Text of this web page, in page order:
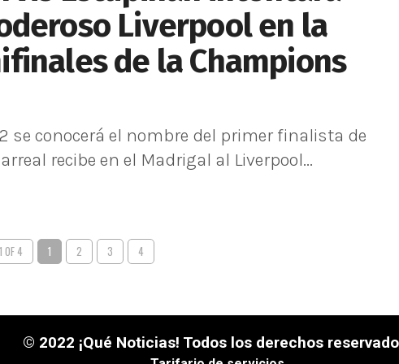
Liverpool en la
de la Champions
se conocerá el nombre del primer finalista de
recibe en el Madrigal al Liverpool...
OF 4 1 2 3 4
© 2022 ¡Qué Noticias! Todos los derechos